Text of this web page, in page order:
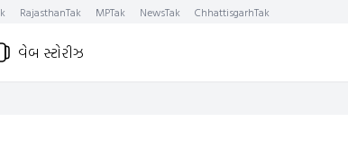
RajasthanTak MPTak NewsTak ChhattisgarhTak
વેબ સ્ટોરીઝ